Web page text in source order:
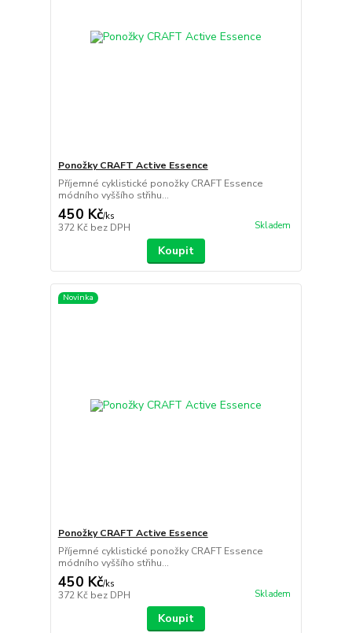
Ponožky CRAFT Active Essence
Příjemné cyklistické ponožky CRAFT Essence
módního vyššího střihu...
450 Kč/ks
372 Kč bez DPH Skladem
Koupit
Novinka
Ponožky CRAFT Active Essence
Příjemné cyklistické ponožky CRAFT Essence
módního vyššího střihu...
450 Kč/ks
372 Kč bez DPH Skladem
Koupit